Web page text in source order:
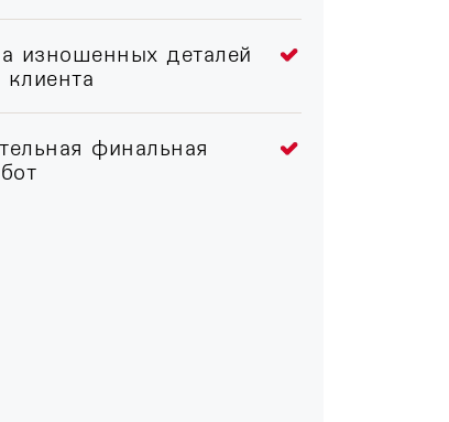
изношенных деталей
финальная